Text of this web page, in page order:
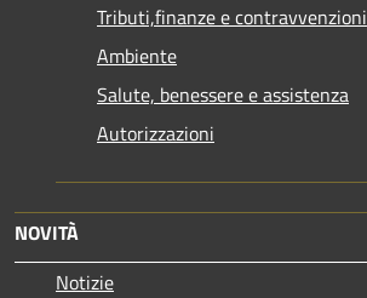
Tributi,finanze e contravvenzioni
Ambiente
Salute, benessere e assistenza
Autorizzazioni
NOVITÀ
Notizie